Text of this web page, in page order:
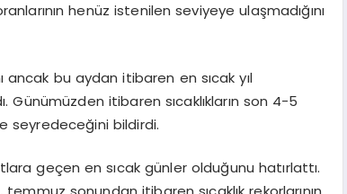
henüz istenilen seviyeye ulaşmadığını
ancak bu aydan itibaren en sıcak yıl
itibaren sıcaklıkların son 4-5
seyredeceğini bildirdi.
geçen en sıcak günler olduğunu hatırlattı.